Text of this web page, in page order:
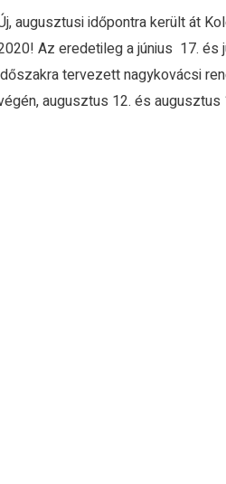
augusztusi időpontra került át
Az eredetileg a június 17. és
tervezett nagykovácsi
augusztus 12. és augusztus